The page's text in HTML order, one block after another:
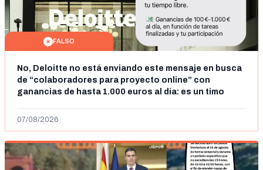
FALSO
No, Deloitte no está enviando este mensaje en busca
de “colaboradores para proyecto online” con
ganancias de hasta 1.000 euros al día: es un timo
07/08/2026